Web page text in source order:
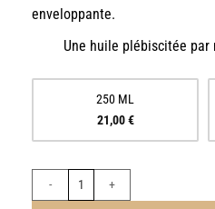
enveloppante.
Une huile plébiscitée par
250 ML
21,00€
quantité de H DE LEOS